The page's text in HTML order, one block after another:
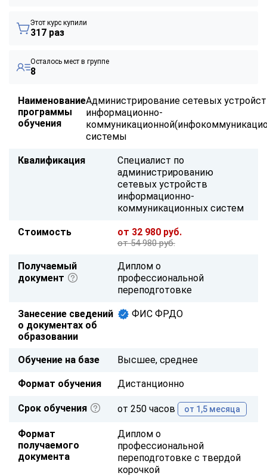
Этот курс купили
317 раз
Осталось мест в группе
8
Наименование
программы
обучения
Администрирование сетевых
информационно-
системы
Квалификация
Специалист по
администрированию
сетевых устройств
информационно-
коммуникационных систем
Стоимость от 32 980 руб.
от 54 980 руб.
Получаемый
документ
Диплом о
профессиональной
переподготовке
Занесение сведений
о документах об
образовании
ФИС ФРДО
Обучение на базе Высшее, среднее
Формат обучения Дистанционно
Срок обучения от 250 часов от 1,5 месяца
Формат
получаемого
документа
Диплом о
профессиональной
переподготовке с твердой
корочкой